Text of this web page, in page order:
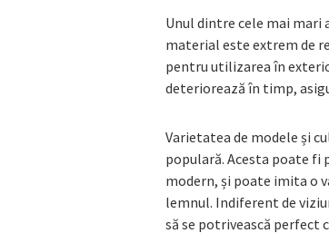
Unul dintre cele mai
material este extrem de
pentru utilizarea în
deteriorează în timp,
Varietatea de modele și
populară. Acesta poate fi
modern, și poate imita o
lemnul. Indiferent de
să se potrivească perfect